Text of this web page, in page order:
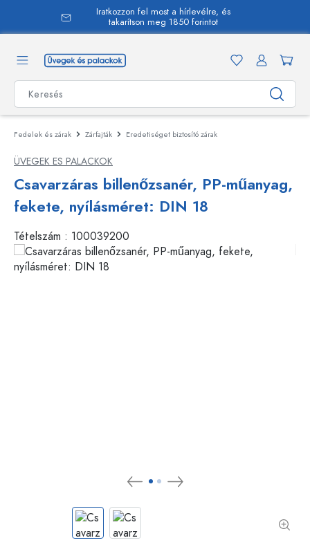
Iratkozzon fel most a hírlevélre, és
takarítson meg 1850 forintot
Fedelek és zárak Zárfajták Eredetiséget biztosító zárak
ÜVEGEK ES PALACKOK
Csavarzáras billenőzsanér, PP-műanyag,
fekete, nyílásméret: DIN 18
Tételszám : 100039200